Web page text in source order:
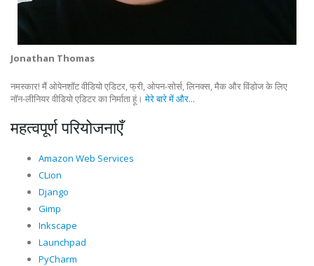
Jonathan Thomas
नमस्कार! मैं ओपेनशॉट वीडियो एडिटर, फ्री, ओपन-सोर्स, लिनक्स, मैक और विंडोज के लिए
नॉन-लीनियर वीडियो एडिटर का निर्माता हूं।मेरे बारे में और...
महत्वपूर्ण परियोजनाएँ
Amazon Web Services
CLion
Django
Gimp
Inkscape
Launchpad
PyCharm